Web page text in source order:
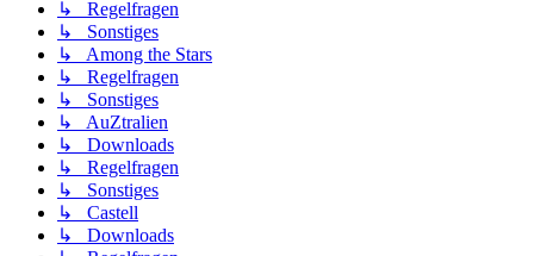
↳ Regelfragen
↳ Sonstiges
↳ Among the Stars
↳ Regelfragen
↳ Sonstiges
↳ AuZtralien
↳ Downloads
↳ Regelfragen
↳ Sonstiges
↳ Castell
↳ Downloads